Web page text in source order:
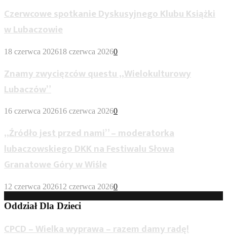
Czerwcowe spotkanie Dyskusyjnego Klubu Książki
w Lubaczowie
18 czerwca 202618 czerwca 20260
Znamy zwycięzców questu „Wielokulturowy
Lubaczów”
16 czerwca 202616 czerwca 20260
„Źródło jest przed nami” – moderatorka
lubaczowskiego DKK na Festiwalu Słowa
Granatowe Góry w Wiśle
12 czerwca 202612 czerwca 20260
Oddział Dla Dzieci
CPCD – Wielka wyprawa – razem damy radę!